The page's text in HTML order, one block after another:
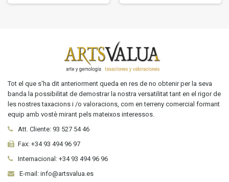
Tot el que s'ha dit anteriorment queda en res de no obtenir per la seva
banda la possibilitat de demostrar la nostra versatilitat tant en el rigor de
les nostres taxacions i /o valoracions, com en terreny comercial formant
equip amb vostè mirant pels mateixos interessos.
Att. Cliente: 93 527 54 46
Fax: +34 93 494 96 97
Internacional: +34 93 494 96 96
E-mail: info@artsvalua.es